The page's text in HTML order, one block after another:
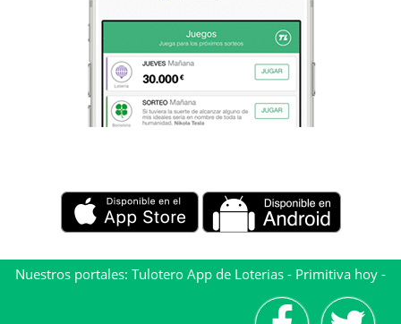
Nuestros portales: Tulotero App de Loterias - Primitiva hoy -